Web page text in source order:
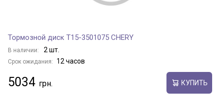
Тормозной диск T15-3501075 CHERY
В наличии: 2 шт.
Срок ожидания: 12 часов
5034 КУПИТЬ